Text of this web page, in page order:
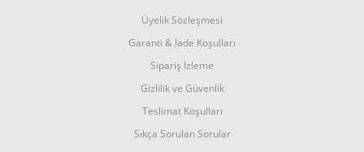
Üyelik Sözleşmesi
Garanti & İade Koşulları
Sipariş İzleme
Gizlilik ve Güvenlik
Teslimat Koşulları
Sıkça Sorulan Sorular